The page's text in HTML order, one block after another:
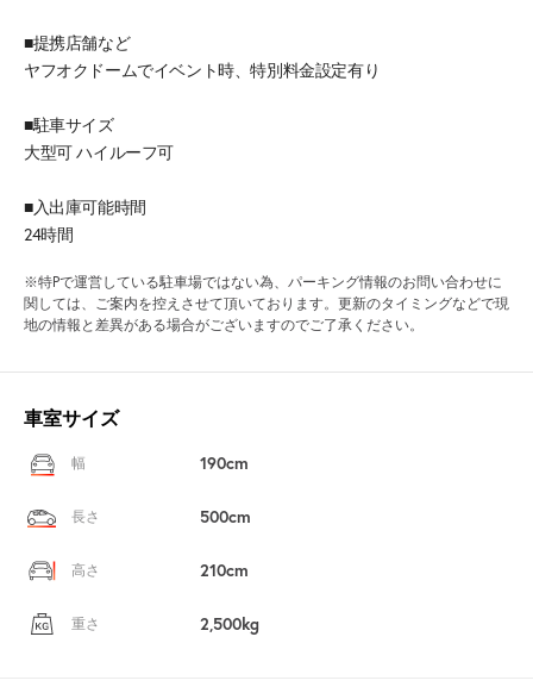
■提携店舗など
ヤフオクドームでイベント時、特別料金設定有り
■駐車サイズ
大型可 ハイルーフ可
■入出庫可能時間
24時間
※特Pで運営している駐車場ではない為、パーキング情報のお問い合わせに
関しては、ご案内を控えさせて頂いております。更新のタイミングなどで現
地の情報と差異がある場合がございますのでご了承ください。
車室サイズ
幅 190cm
長さ 500cm
高さ 210cm
重さ 2,500kg